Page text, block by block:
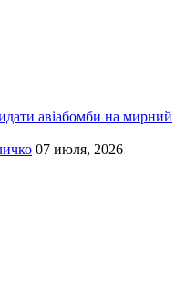
авіабомби на мирний
07 июля, 2026